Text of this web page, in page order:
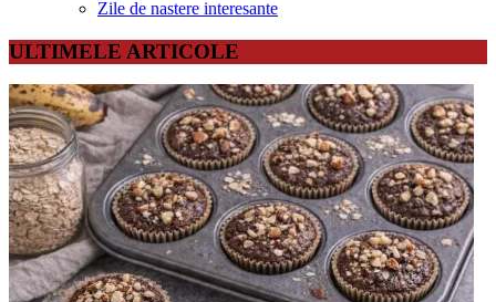
Zile de nastere interesante
ULTIMELE ARTICOLE